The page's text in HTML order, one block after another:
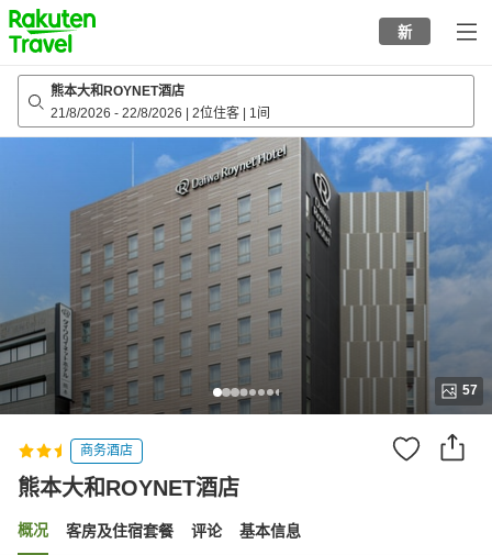
to
top
page
新
熊本大和ROYNET酒店
21/8/2026 - 22/8/2026 2位住客 1间
57
商务酒店
熊本大和ROYNET酒店
概况 客房及住宿套餐 评论 基本信息